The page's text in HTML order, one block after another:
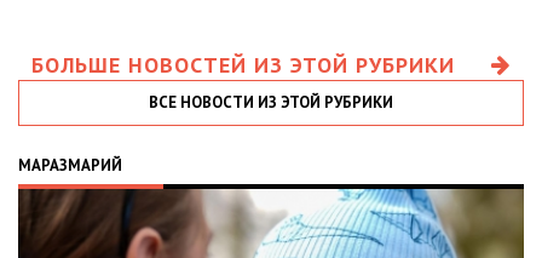
БОЛЬШЕ НОВОСТЕЙ ИЗ ЭТОЙ РУБРИКИ
ВСЕ НОВОСТИ ИЗ ЭТОЙ РУБРИКИ
МАРАЗМАРИЙ